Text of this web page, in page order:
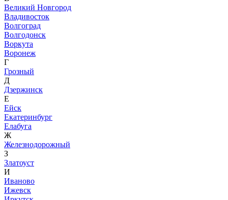
Великий Новгород
Владивосток
Волгоград
Волгодонск
Воркута
Воронеж
Г
Грозный
Д
Дзержинск
Е
Ейск
Екатеринбург
Елабуга
Ж
Железнодорожный
З
Златоуст
И
Иваново
Ижевск